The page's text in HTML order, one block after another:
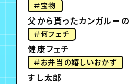
＃宝物
父から貰ったカンガルー
＃何フェチ
健康フェチ
＃お弁当の嬉しいおかず
すし太郎